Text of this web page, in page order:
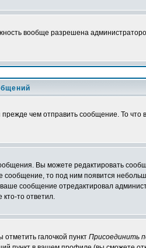
вообще разрешена
чем отправить сообщение. То
Вы можете редактировать
то под ним появится
сообщение отредактировал
то ответил.
галочкой пункт Присоединить